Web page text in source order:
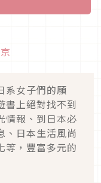
系女子們的願
書上絕對找不到
情報、到日本必
、日本生活風尚
等，豐富多元的